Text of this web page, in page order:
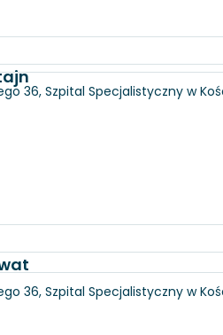
36, Szpital Specjalistyczny w
36, Szpital Specjalistyczny w